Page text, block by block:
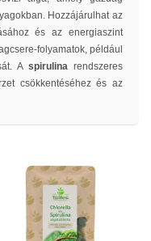
Hozzájárulhat az
és az energiaszint
folyamatok, például
A spirulina rendszeres
csökkentéséhez és az